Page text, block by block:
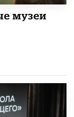
музеи